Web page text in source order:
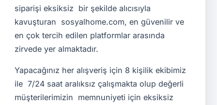
siparişi eksiksiz bir şekilde alıcısıyla
kavuşturan sosyalhome.com, en güvenilir ve
en çok tercih edilen platformlar arasında
zirvede yer almaktadır.
Yapacağınız her alışveriş için 8 kişilik ekibimiz
ile 7/24 saat aralıksız çalışmakta olup değerli
müşterilerimizin memnuniyeti için eksiksiz